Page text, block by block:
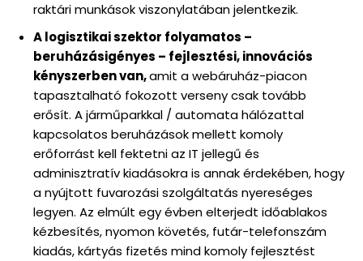
raktári munkások viszonylatában jelentkezik.
A logisztikai szektor folyamatos –
beruházásigényes – fejlesztési, innovációs
kényszerben van,amit a webáruház-piacon
tapasztalható fokozott verseny csak tovább
erősít. A járműparkkal / automata hálózattal
kapcsolatos beruházások mellett komoly
erőforrást kell fektetni az IT jellegű és
adminisztratív kiadásokra is annak érdekében, hogy
a nyújtott fuvarozási szolgáltatás nyereséges
legyen. Az elmúlt egy évben elterjedt időablakos
kézbesítés, nyomon követés, futár-telefonszám
kiadás, kártyás fizetés mind komoly fejlesztést